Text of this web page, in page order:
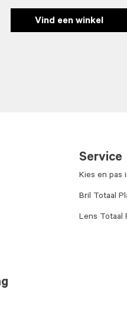
Vind een winkel
Service
Kies en pas
Bril Totaal
Lens Totaal